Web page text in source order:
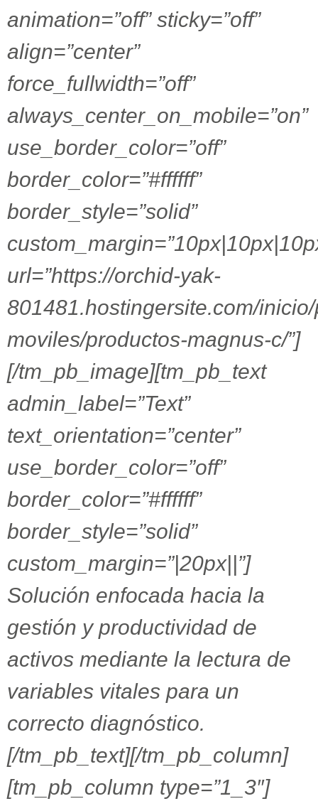
animation=”off” sticky=”off”
align=”center”
force_fullwidth=”off”
always_center_on_mobile=”on”
use_border_color=”off”
border_color=”#ffffff”
border_style=”solid”
url=”https://orchid-yak-
801481.hostingersite.com/
moviles/productos-magnus-c/”]
[/tm_pb_image][tm_pb_text
admin_label=”Text”
text_orientation=”center”
use_border_color=”off”
border_color=”#ffffff”
border_style=”solid”
custom_margin=”|20px||”]
Solución enfocada hacia la
gestión y productividad de
activos mediante la lectura de
variables vitales para un
correcto diagnóstico.
[/tm_pb_text][/tm_pb_column]
[tm_pb_column type=”1_3″]